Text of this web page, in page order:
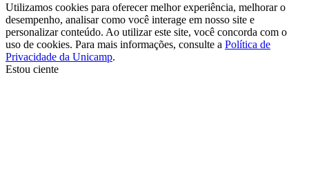
Utilizamos cookies para oferecer melhor experiência, melhorar o
desempenho, analisar como você interage em nosso site e
personalizar conteúdo. Ao utilizar este site, você concorda com o
uso de cookies. Para mais informações, consulte a Política de
Privacidade da Unicamp.
Estou ciente